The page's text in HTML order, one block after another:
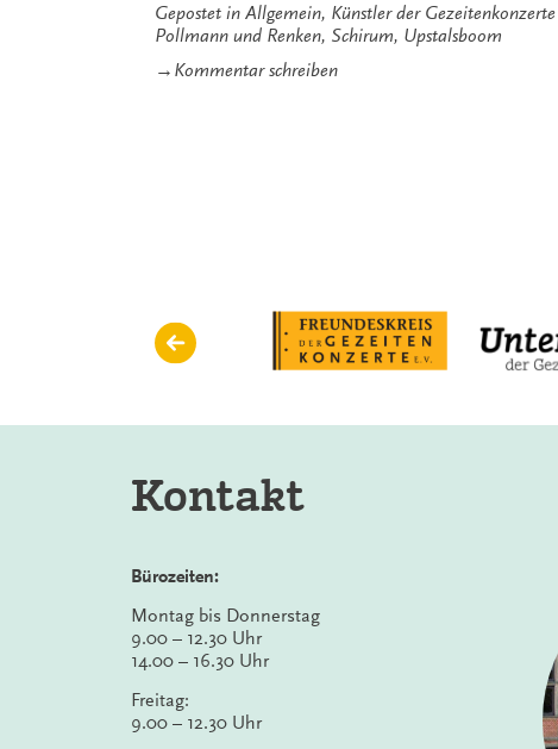
Gepostet in Allgemein, Künstler der Gezeitenkonzerte
Pollmann und Renken, Schirum, Upstalsboom
→ Kommentar schreibenzu
Kontakt
Bürozeiten:
Montag bis Donnerstag
9.00 – 12.30 Uhr
14.00 – 16.30 Uhr
Freitag:
9.00 – 12.30 Uhr